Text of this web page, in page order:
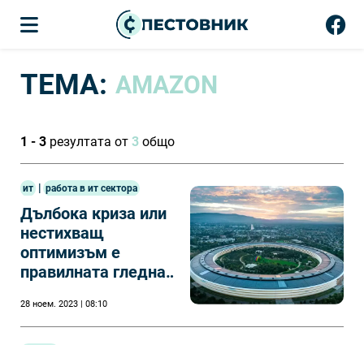
ТЕМА: AMAZON
1 - 3 резултата от 3 общо
ит | работа в ит сектора
Дълбока криза или
нестихващ
оптимизъм е
правилната гледна
на ИТ индустрията
28 ноем. 2023 | 08:10